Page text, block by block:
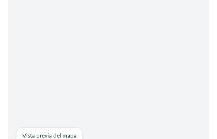
Vista previa del mapa